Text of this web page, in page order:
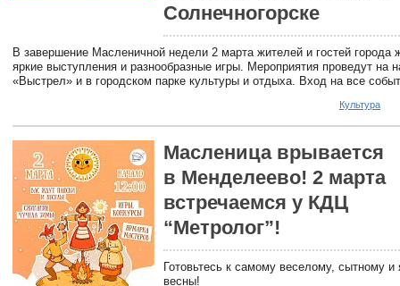
Солнечногорске
В завершение Масленичной недели 2 марта жителей и гостей города
яркие выступления и разнообразные игры. Мероприятия проведут на
«Выстрел» и в городском парке культуры и отдыха. Вход на все
Культура
Масленица врывается
в Менделеево! 2 марта
встречаемся у КДЦ
“Метролог”!
Готовьтесь к самому веселому, сытному и
весны!